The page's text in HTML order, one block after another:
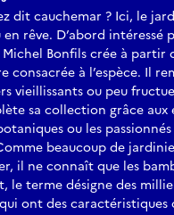
dit cauchemar ? Ici, le
rêve. D’abord intéressé
Bonfils crée à partir
consacrée à l’espèce. Il
vieillissants ou peu
sa collection grâce aux
ou les
beaucoup de
il ne connaît que les
le terme désigne des
ont des caractéristiques